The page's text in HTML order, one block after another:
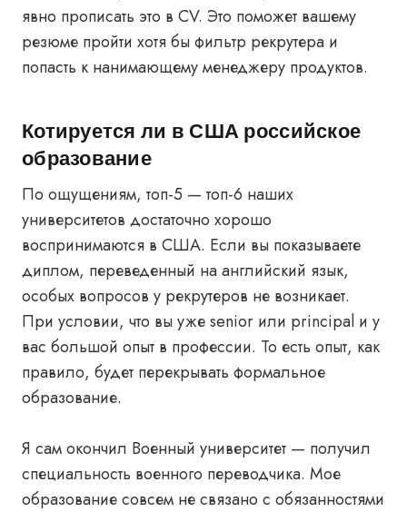
явно прописать это в CV. Это поможет вашему
резюме пройти хотя бы фильтр рекрутера и
попасть к нанимающему менеджеру продуктов.
Котируется ли в США российское
образование
По ощущениям, топ-5 — топ-6 наших
университетов достаточно хорошо
воспринимаются в США. Если вы показываете
диплом, переведенный на английский язык,
особых вопросов у рекрутеров не возникает.
При условии, что вы уже senior или principal и у
вас большой опыт в профессии. То есть опыт, как
правило, будет перекрывать формальное
образование.
Я сам окончил Военный университет — получил
специальность военного переводчика. Мое
образование совсем не связано с обязанностями